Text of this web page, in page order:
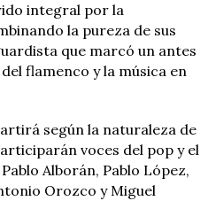
integral por la
la pureza de sus
que marcó un antes
flamenco y la música en
según la naturaleza de
voces del pop y el
Alborán, Pablo López,
Orozco y Miguel